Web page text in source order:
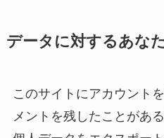
データに対するあな
このサイトにアカウント
メントを残したことがあ